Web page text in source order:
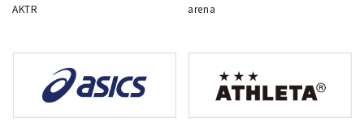
AKTR arena